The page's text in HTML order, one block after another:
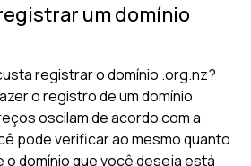
um domínio
registrar o domínio .org.nz?
o registro de um domínio
oscilam de acordo com a
pode verificar ao mesmo quanto
domínio que você deseja está